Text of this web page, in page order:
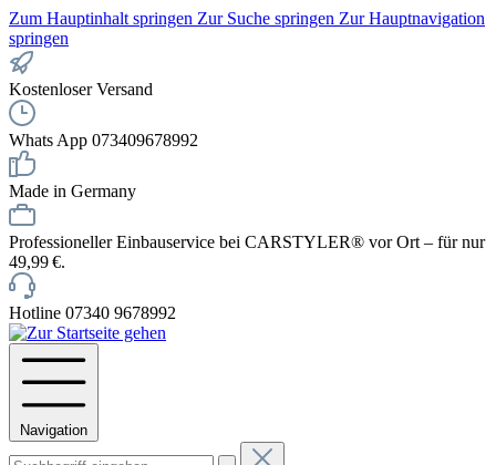
Zum Hauptinhalt springen Zur Suche springen Zur Hauptnavigation
springen
Kostenloser Versand
Whats App 073409678992
Made in Germany
Professioneller Einbauservice bei CARSTYLER® vor Ort – für nur
49,99 €.
Hotline 07340 9678992
Navigation